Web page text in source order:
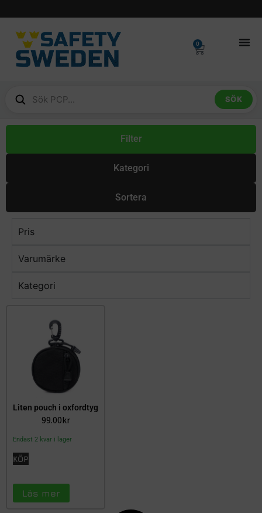
0
SÖK
Filter
Kategori
Sortera
Pris
Varumärke
Kategori
Liten pouch i oxfordtyg
99.00kr
Endast 2 kvar i lager
Läs mer
KÖP